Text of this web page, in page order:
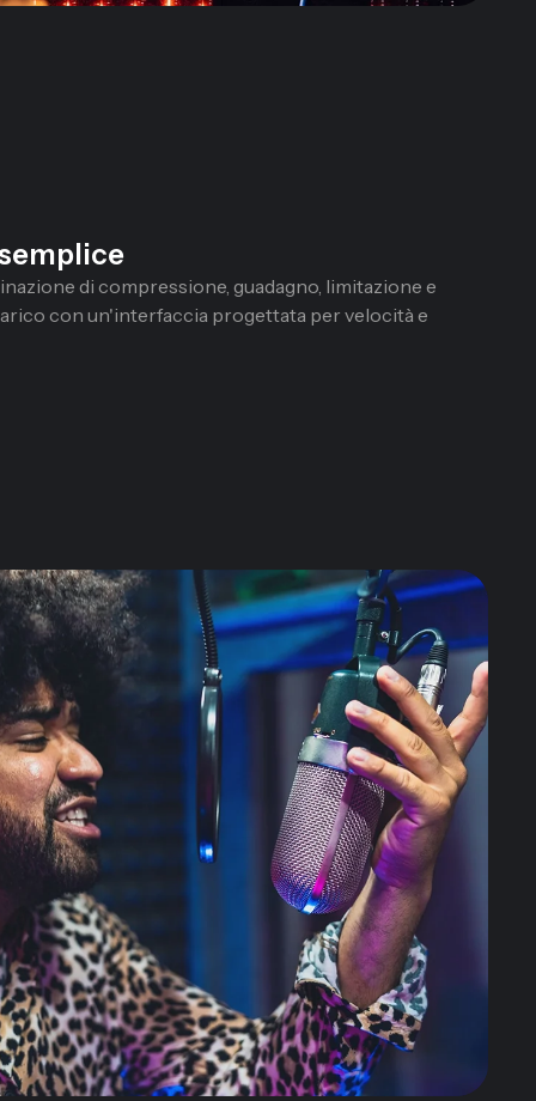
di compressione, guadagno, limitazione e
con un'interfaccia progettata per velocità e